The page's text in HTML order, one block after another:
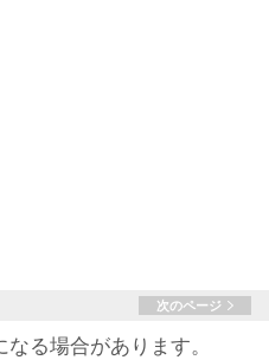
次のページ
る場合があります。